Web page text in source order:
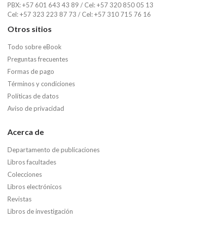
PBX: +57 601 643 43 89 / Cel: +57 320 850 05 13
Cel: +57 323 223 87 73 / Cel: +57 310 715 76 16
Otros sitios
Todo sobre eBook
Preguntas frecuentes
Formas de pago
Términos y condiciones
Políticas de datos
Aviso de privacidad
Acerca de
Departamento de publicaciones
Libros facultades
Colecciones
Libros electrónicos
Revistas
Libros de investigación